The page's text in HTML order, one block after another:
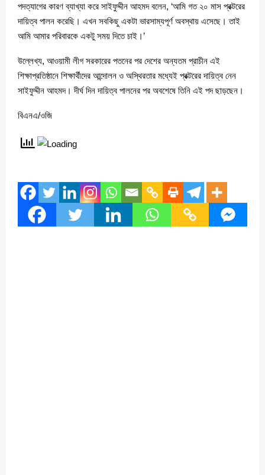
পদত্যাগের কারণ ব্যাখ্যা করে সাইফুদ্দীন আহমদ বলেন, ‘আমি গত ২০ মাস প্রক্টরের
দায়িত্ব পালন করেছি। এখন সবকিছু একটা ভারসাম্যপূর্ণ অবস্থায় এসেছে। তাই
আমি আমার পরিবারকে একটু সময় দিতে চাই।’
উল্লেখ্য, আওয়ামী লীগ সরকারের পতনের পর দেশের অন্যতম প্রাচীন এই
শিক্ষাপ্রতিষ্ঠানে শিক্ষার্থীদের আন্দোলন ও অস্থিরতার মধ্যেই প্রক্টরের দায়িত্ব নেন
সাইফুদ্দীন আহমদ। দীর্ঘ দিন দায়িত্ব পালনের পর অবশেষে তিনি এই পদ ছাড়ছেন।
বিএনএ/ওজি